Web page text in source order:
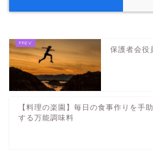
保護者会役
【料理の楽園】毎日の食事作りを手
する万能調味料